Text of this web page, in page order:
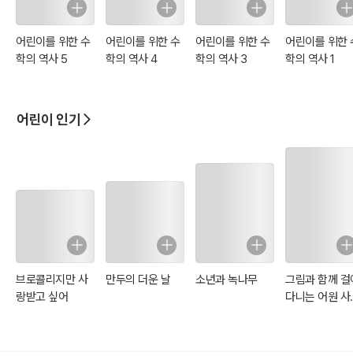
어린이를 위한 수
학의 역사 5
어린이를 위한 수
학의 역사 4
어린이를 위한 수
학의 역사 3
어린이를 위한
학의 역사 1
어린이 인기
브로콜리지만 사
랑받고 싶어
만두의 더운 날 소년과 녹나무
그림과 함께 걸
다니는 어원 사